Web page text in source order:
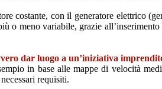
costante, con il generatore elettrico
meno variabile, grazie
dar luogo a un’iniziativa
in base alle mappe di velocità
requisiti.